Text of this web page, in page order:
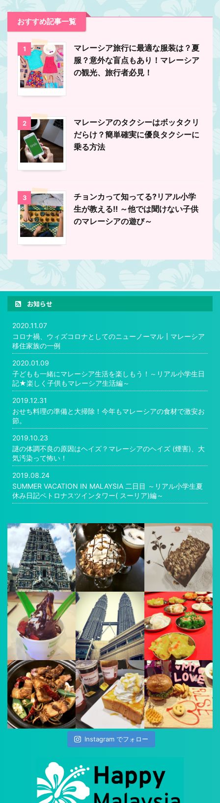
おすすめ記事一覧
1
マレーシア旅行に最適な服装は？夏
服？意外な盲点もあり！マレーシア
の観光、旅行者必見！
2
マレーシアのタクシーはボッタクリ
だらけ？簡単確実に優良タクシーに
乗る方法
3
チョンカって知ってる?リアル小学
生が教える!! ～他では聞けない子供
のマレーシアの遊び～
お知らせ
2020.11.07
コロナ禍、ウィズコロナとしてのニューノーマル┃マレーシア
移住家族の一例
2020.01.09
子どもも一緒にマレーシア生活を楽しもう！～リアル小学生日
記★楽しく子供もマレーシア生活編～
2019.12.31
おせち料理の準備と大掃除！今年もマレーシアの食材で激安お
節。
2019.10.23
謎の体調不良の原因はヘイズ？マレーシアのヘイズ (煙害)、大
気汚染って怖い！
2019.08.24
SUMMER VACATION IN MALAYSIA 二日目 ～リアル小学生夏
休み日記ペトロナスツインタワー( スーリア)編～
Instagram でフォロー